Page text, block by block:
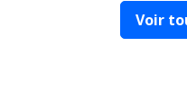
Voir